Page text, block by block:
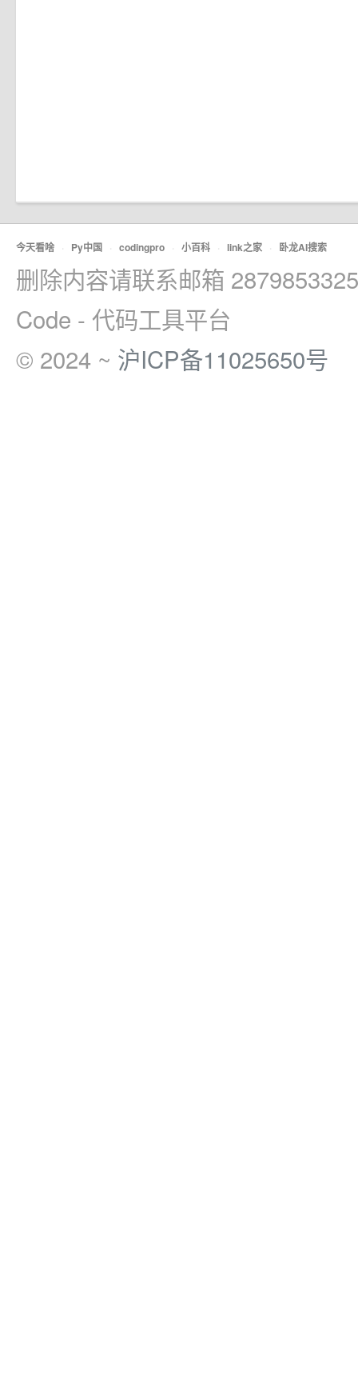
今天看啥 · Py中国 · codingpro · 小百科 · link之家 · 卧龙AI搜索
删除内容请联系邮箱
Code - 代码工具平台
© 2024 ~ 沪ICP备11025650号